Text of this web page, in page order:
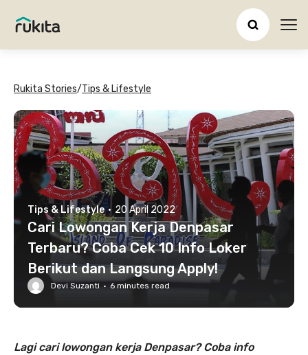
Rukita Stories/Tips & Lifestyle
Tips & Lifestyle · 20 April 2022
Cari Lowongan Kerja Denpasar
Terbaru? Coba Cek 10 Info Loker
Berikut dan Langsung Apply!
Devi Suzanti · 6 minutes read
Lagi cari lowongan kerja Denpasar? Coba info